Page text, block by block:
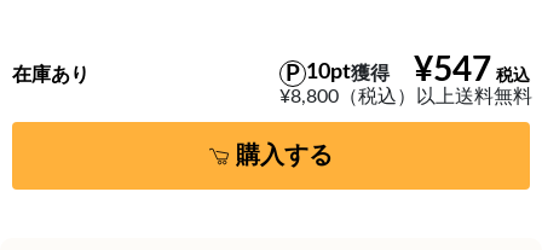
¥547
10pt獲得
¥8,800（税込）以上送料無料
在庫あり
購入する